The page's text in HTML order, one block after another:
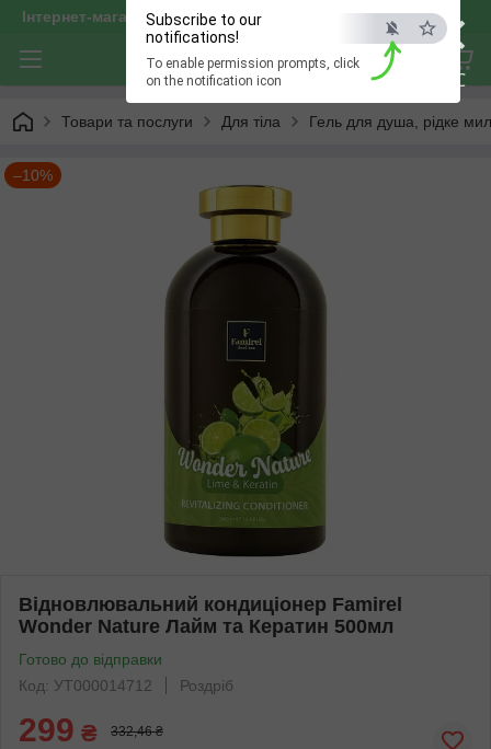
×
ESC
Subscribe to our
notifications!
To enable permission prompts, click
on the notification icon
Інтернет-магазин "optservis"
Товари та послуги Для тіла Гель для душа, рідке
–10%
Відновлювальний кондиціонер Famirel
Wonder Nature Лайм та Кератин 500мл
Готово до відправки
Код: УТ000014712
Роздріб
299 ₴ 332,46 ₴